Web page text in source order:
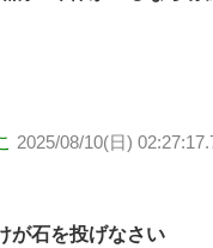
2025/08/10(日)
が石を投げなさい